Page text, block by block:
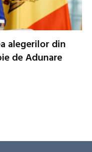
alegerilor din
de Adunare